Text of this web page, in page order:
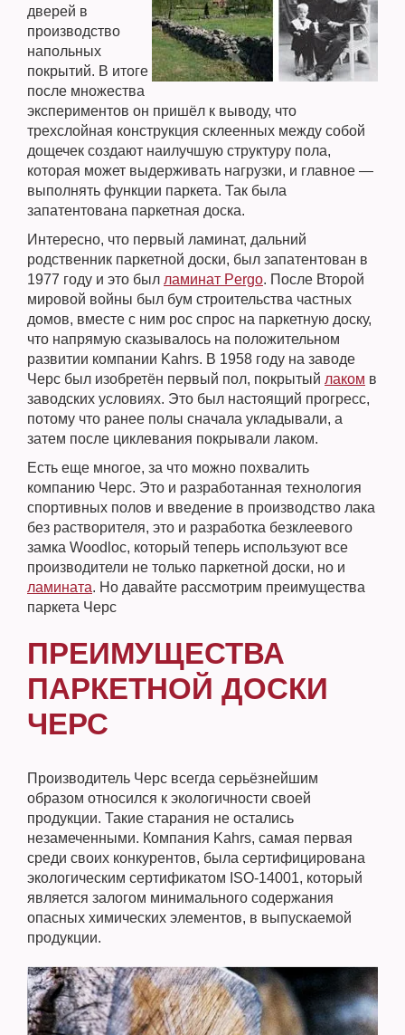
дверей в
производство
напольных
покрытий. В итоге
после множества
экспериментов он пришёл к выводу, что
трехслойная конструкция склеенных между собой
дощечек создают наилучшую структуру пола,
которая может выдерживать нагрузки, и главное —
выполнять функции паркета. Так была
запатентована паркетная доска.
Интересно, что первый ламинат, дальний
родственник паркетной доски, был запатентован в
1977 году и это был ламинат Pergo. После Второй
мировой войны был бум строительства частных
домов, вместе с ним рос спрос на паркетную доску,
что напрямую сказывалось на положительном
развитии компании Kahrs. В 1958 году на заводе
Черс был изобретён первый пол, покрытый лаком в
заводских условиях. Это был настоящий прогресс,
потому что ранее полы сначала укладывали, а
затем после циклевания покрывали лаком.
Есть еще многое, за что можно похвалить
компанию Черс. Это и разработанная технология
спортивных полов и введение в производство лака
без растворителя, это и разработка безклеевого
замка Woodloc, который теперь используют все
производители не только паркетной доски, но и
ламината. Но давайте рассмотрим преимущества
паркета Черс
ПРЕИМУЩЕСТВА
ПАРКЕТНОЙ ДОСКИ
ЧЕРС
Производитель Черс всегда серьёзнейшим
образом относился к экологичности своей
продукции. Такие старания не остались
незамеченными. Компания Kahrs, самая первая
среди своих конкурентов, была сертифицирована
экологическим сертификатом ISO-14001, который
является залогом минимального содержания
опасных химических элементов, в выпускаемой
продукции.